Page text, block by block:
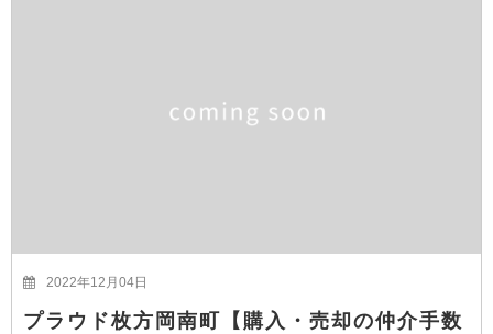
2022年12月04日
プラウド枚方岡南町【購入・売却の仲介手数